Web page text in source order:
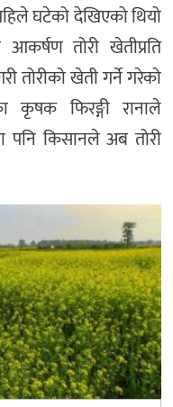
घटेको देखिएको थियो
तोरी खेतीप्रति
तोरीको खेती गर्ने गरेको
कृषक फिरङ्गी रानाले
पनि किसानले अब तोरी